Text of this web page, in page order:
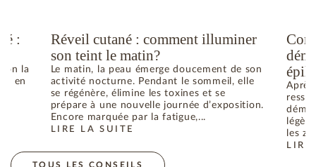
:
la
; en
: COMMENT RETROUVER L’ÉQUILIBRE
Réveil cutané : comment illuminer
son teint le matin?
Le matin, la peau émerge doucement de son
activité nocturne. Pendant le sommeil, elle
se régénère, élimine les toxines et se
prépare à une nouvelle journée d’exposition.
Encore marquée par la fatigue,...
LIRE LA SUITE
: RÉVEIL CUTANÉ : COMMENT ILLUMINER SONles
: